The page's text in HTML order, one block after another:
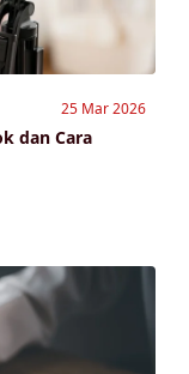
25 Mar 2026
dan Cara